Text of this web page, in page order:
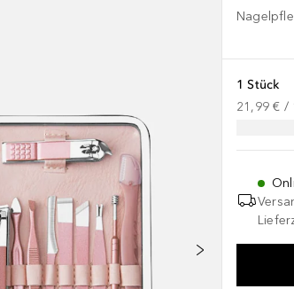
1 Stück
21,99 € /